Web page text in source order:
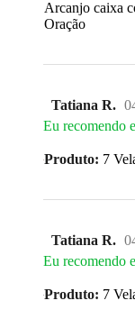
Arcanjo caixa
Oração
Tatiana R.
Eu recomendo
Produto: 7
Tatiana R.
Eu recomendo
Produto: 7